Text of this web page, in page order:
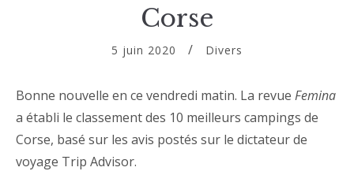
Corse
5 juin 2020 Divers
Bonne nouvelle en ce vendredi matin. La revue Femina
a établi le classement des 10 meilleurs campings de
Corse, basé sur les avis postés sur le dictateur de
voyage Trip Advisor.